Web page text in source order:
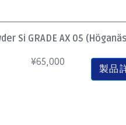
Si GRADE AX 05
¥65,000
製品